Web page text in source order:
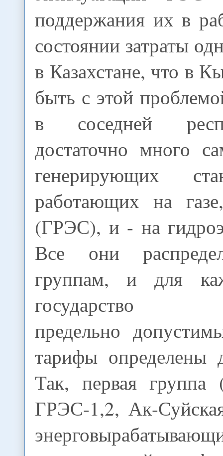
поддержания их в
состоянии затраты
в Казахстане, что в
быть с этой
в соседней
достаточно много
генерирующих
работающих на
(ГРЭС), и - на
Все они
группам, и для
государство
предельно
тарифы определены
Так, первая группа
ГРЭС-1,2, Ак-